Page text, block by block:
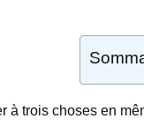
trois choses en